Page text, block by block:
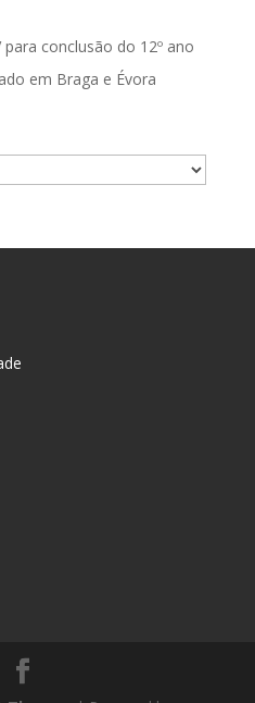
conclusão do 12º ano
em Braga e Évora